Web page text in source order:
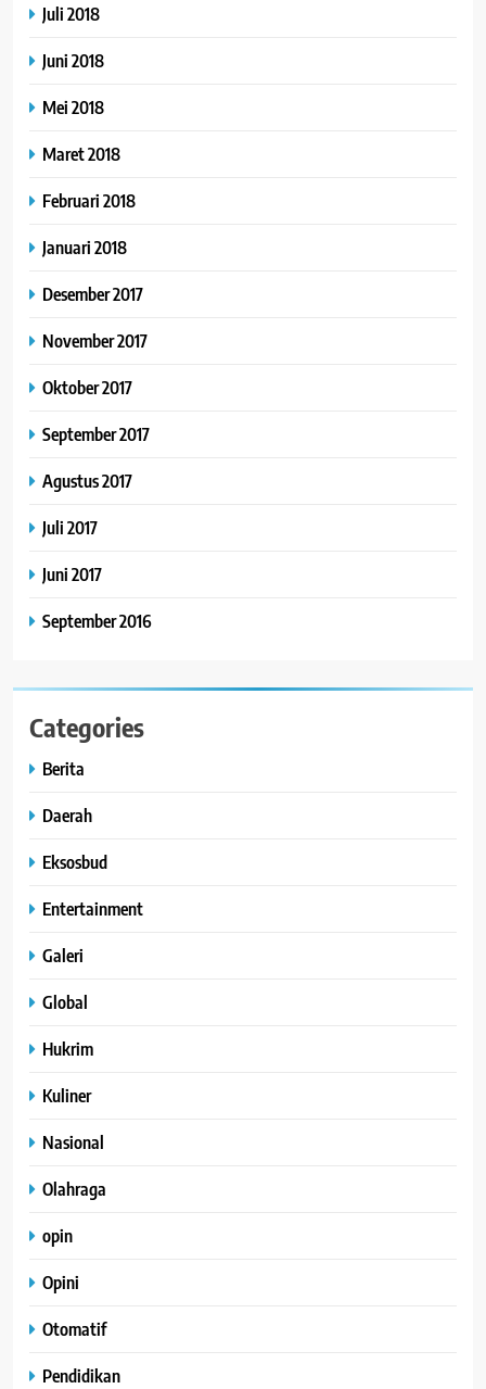
Juli 2018
Juni 2018
Mei 2018
Maret 2018
Februari 2018
Januari 2018
Desember 2017
November 2017
Oktober 2017
September 2017
Agustus 2017
Juli 2017
Juni 2017
September 2016
Categories
Berita
Daerah
Eksosbud
Entertainment
Galeri
Global
Hukrim
Kuliner
Nasional
Olahraga
opin
Opini
Otomatif
Pendidikan